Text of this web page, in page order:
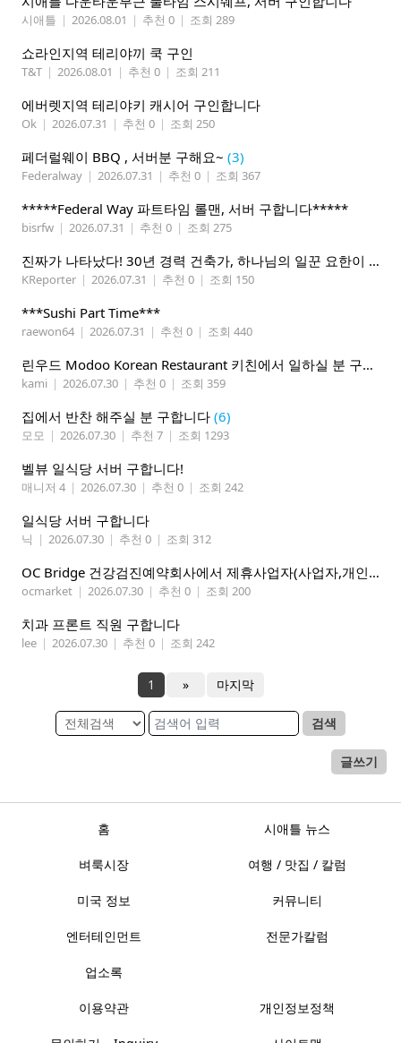
시애틀 | 2026.08.01 | 추천 0 | 조회 289
쇼라인지역 테리야끼 쿡 구인
T&T | 2026.08.01 | 추천 0 | 조회 211
에버렛지역 테리야키 캐시어 구인합니다
Ok | 2026.07.31 | 추천 0 | 조회 250
페더럴웨이 BBQ , 서버분 구해요~ (3)
Federalway | 2026.07.31 | 추천 0 | 조회 367
*****Federal Way 파트타임 롤맨, 서버 구합니다*****
bisrfw | 2026.07.31 | 추천 0 | 조회 275
진짜가 나타났다! 30년 경력 건축가, 하나님의 일꾼 요한이 책임 시공합니다.
KReporter | 2026.07.31 | 추천 0 | 조회 150
***Sushi Part Time***
raewon64 | 2026.07.31 | 추천 0 | 조회 440
린우드 Modoo Korean Restaurant 키친에서 일하실 분 구합니다
kami | 2026.07.30 | 추천 0 | 조회 359
집에서 반찬 해주실 분 구합니다 (6)
모모 | 2026.07.30 | 추천 7 | 조회 1293
벨뷰 일식당 서버 구합니다!
매니저 4 | 2026.07.30 | 추천 0 | 조회 242
일식당 서버 구합니다
닉 | 2026.07.30 | 추천 0 | 조회 312
OC Bridge 건강검진예약회사에서 제휴사업자(사업자,개인)모집 (재택근무)
ocmarket | 2026.07.30 | 추천 0 | 조회 200
치과 프론트 직원 구합니다
lee | 2026.07.30 | 추천 0 | 조회 242
1 » 마지막
검색
글쓰기
홈 시애틀 뉴스
벼룩시장 여행 / 맛집 / 칼럼
미국 정보 커뮤니티
엔터테인먼트 전문가칼럼
업소록
이용약관 개인정보정책